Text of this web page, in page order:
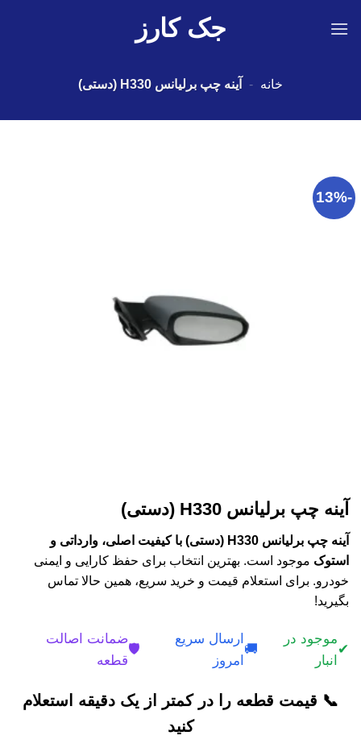
جک کارز
خانه - آینه چپ برلیانس H330 (دستی)
-13%
آینه چپ برلیانس H330 (دستی)
آینه چپ برلیانس H330 (دستی) با کیفیت اصلی، وارداتی و
استوک موجود است. بهترین انتخاب برای حفظ کارایی و ایمنی
خودرو. برای استعلام قیمت و خرید سریع، همین حالا تماس
بگیرید!
✔
موجود در
انبار
🚚
ارسال سریع
امروز
🛡️
ضمانت اصالت
قطعه
📞 قیمت قطعه را در کمتر از یک دقیقه استعلام
کنید